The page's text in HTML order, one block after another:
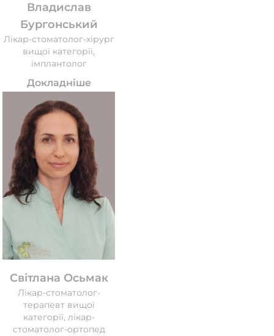
Владислав
Бургонський
Лікар-стоматолог-хірург
вищої категорії,
імплантолог
Докладніше
Світлана Осьмак
Лікар-стоматолог-
терапевт вищої
категорії, лікар-
стоматолог-ортопед